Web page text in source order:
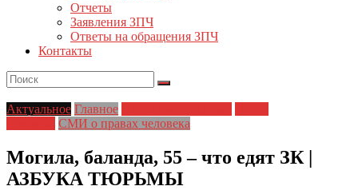
Отчеты
Заявления ЗПЧ
Ответы на обращения ЗПЧ
Контакты
Актуальное Главное
СМИ о правах человека
Могила, баланда, 55 – что едят ЗК |
АЗБУКА ТЮРЬМЫ